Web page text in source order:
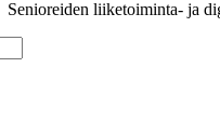
Senioreiden liiketoiminta- ja